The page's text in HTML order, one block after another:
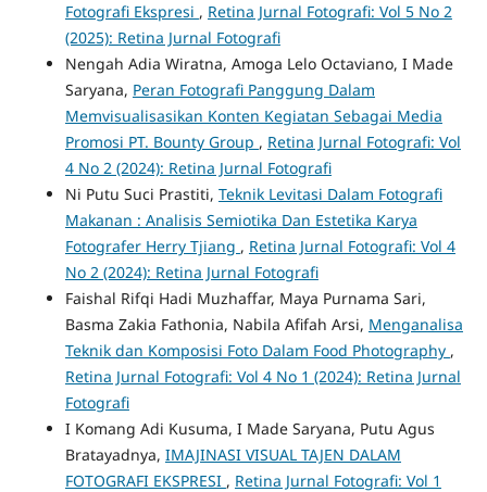
Fotografi Ekspresi , Retina Jurnal Fotografi: Vol 5 No 2
(2025): Retina Jurnal Fotografi
Nengah Adia Wiratna, Amoga Lelo Octaviano, I Made
Saryana, Peran Fotografi Panggung Dalam
Memvisualisasikan Konten Kegiatan Sebagai Media
Promosi PT. Bounty Group , Retina Jurnal Fotografi: Vol
4 No 2 (2024): Retina Jurnal Fotografi
Ni Putu Suci Prastiti, Teknik Levitasi Dalam Fotografi
Makanan : Analisis Semiotika Dan Estetika Karya
Fotografer Herry Tjiang , Retina Jurnal Fotografi: Vol 4
No 2 (2024): Retina Jurnal Fotografi
Faishal Rifqi Hadi Muzhaffar, Maya Purnama Sari,
Basma Zakia Fathonia, Nabila Afifah Arsi, Menganalisa
Teknik dan Komposisi Foto Dalam Food Photography ,
Retina Jurnal Fotografi: Vol 4 No 1 (2024): Retina Jurnal
Fotografi
I Komang Adi Kusuma, I Made Saryana, Putu Agus
Bratayadnya, IMAJINASI VISUAL TAJEN DALAM
FOTOGRAFI EKSPRESI , Retina Jurnal Fotografi: Vol 1